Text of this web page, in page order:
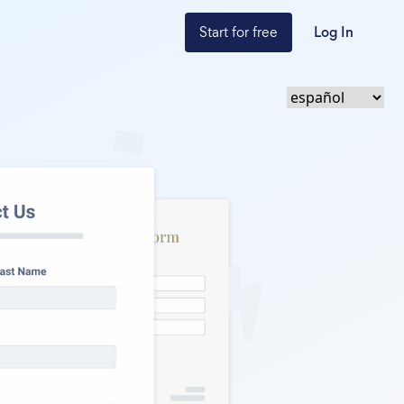
Start for free Log In